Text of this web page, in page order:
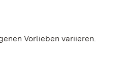
Vorlieben variieren.